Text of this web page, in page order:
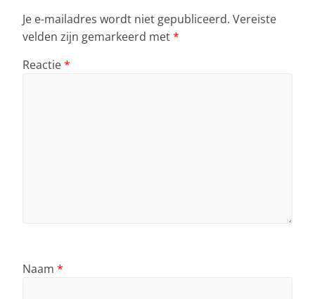
Je e-mailadres wordt niet gepubliceerd. Vereiste
velden zijn gemarkeerd met*
Reactie*
Naam *